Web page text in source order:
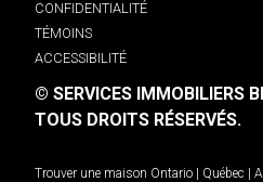
CONFIDENTIALITÉ
TÉMOINS
ACCESSIBILITÉ
© SERVICES IMMOBILIERS
TOUS DROITS RÉSERVÉS.
Trouver une maison Ontario | Québec |